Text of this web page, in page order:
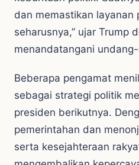
dan memastikan layanan
seharusnya,” ujar Trump
menandatangani
Beberapa pengamat
sebagai strategi politik
presiden berikutnya.
pemerintahan dan
serta kesejahteraan